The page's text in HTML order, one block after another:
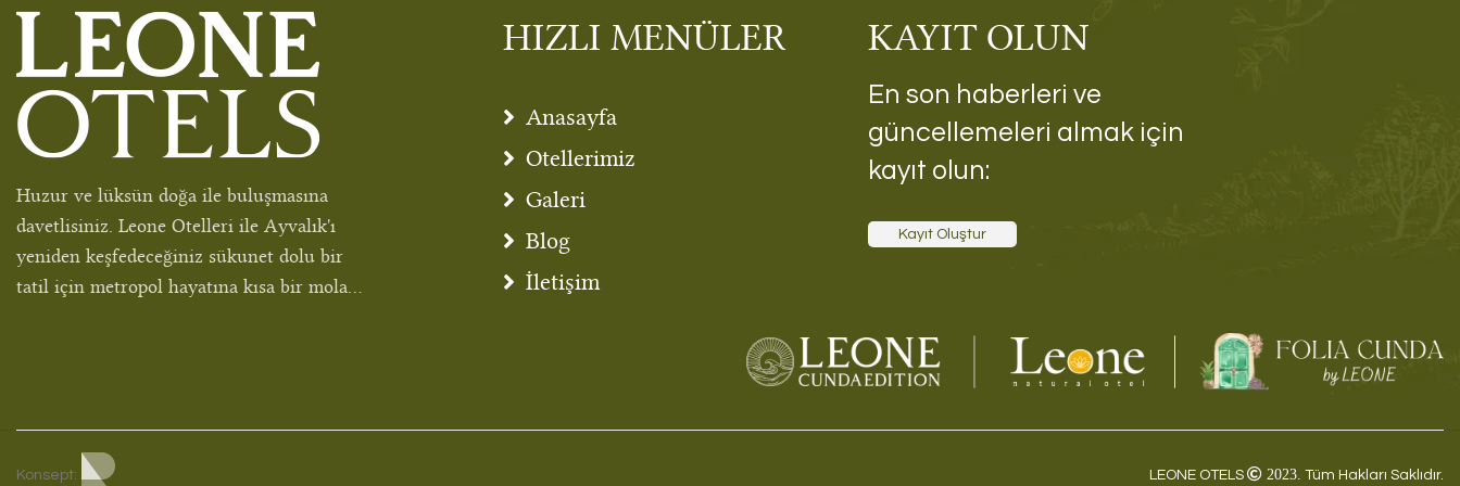
Huzur ve lüksün doğa ile buluşmasına
davetlisiniz. Leone Otelleri ile Ayvalık'ı
yeniden keşfedeceğiniz sükunet dolu bir
tatil için metropol hayatına kısa bir mola...
HIZLI MENÜLER
Anasayfa
Otellerimiz
Galeri
Blog
İletişim
KAYIT OLUN
En son haberleri ve
güncellemeleri almak için
kayıt olun:
Kayıt Oluştur
Konsept: LEONE OTELS 2023. Tüm Hakları Saklıdır.